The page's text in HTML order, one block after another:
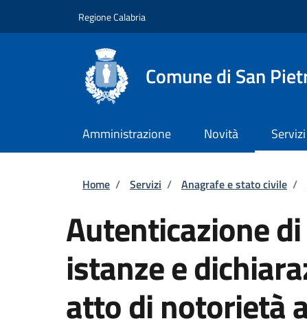
Regione Calabria
Comune di San
Amministrazione Novità Servizi
Briciole di pane
Home / Servizi / Anagrafe e stato civile /
Autenticazione
istanze e
atto di notorietà